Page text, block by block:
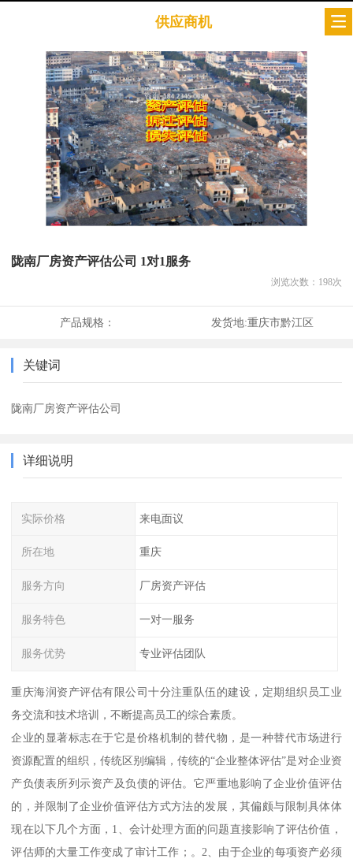
供应商机
陇南厂房资产评估公司 1对1服务
浏览次数： 198次
产品规格： 发货地:重庆市黔江区
关键词
陇南厂房资产评估公司
详细说明
实际价格 来电面议
所在地 重庆
服务方向 厂房资产评估
服务特色 一对一服务
服务优势 专业评估团队
重庆海润资产评估有限公司十分注重队伍的建设，定期组织员工业
务交流和技术培训，不断提高员工的综合素质。
企业的显著标志在于它是价格机制的替代物，是一种替代市场进行
资源配置的组织，传统区别编辑，传统的“企业整体评估”是对企业资
产负债表所列示资产及负债的评估。它严重地影响了企业价值评估
的，并限制了企业价值评估方式方法的发展，其偏颇与限制具体体
现在以下几个方面，1、会计处理方面的问题直接影响了评估价值，
评估师的大量工作变成了审计工作；。2、由于企业的每项资产必须